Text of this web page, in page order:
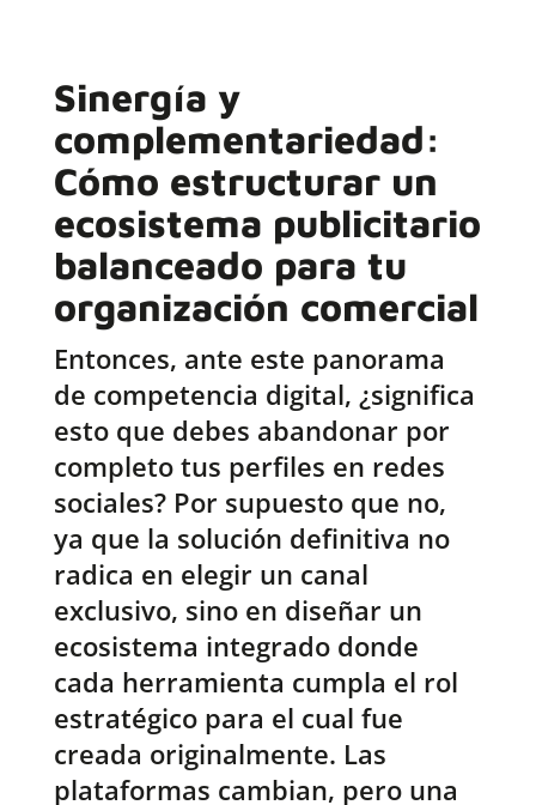
Sinergía y
complementariedad:
Cómo estructurar un
ecosistema publicitario
balanceado para tu
organización comercial
Entonces, ante este panorama
de competencia digital, ¿significa
esto que debes abandonar por
completo tus perfiles en redes
sociales? Por supuesto que no,
ya que la solución definitiva no
radica en elegir un canal
exclusivo, sino en diseñar un
ecosistema integrado donde
cada herramienta cumpla el rol
estratégico para el cual fue
creada originalmente. Las
plataformas cambian, pero una